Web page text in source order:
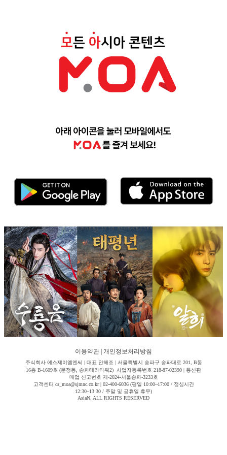
이용약관 개인정보처리방침
주식회사 에스제이엠엔씨 | 대표 안해조 | 서울특별시 송파구 송파대로 201, B동
16층 B-1609호 (문정동, 송파테라타워2) 사업자등록번호 218-87-02390 | 통신판
매업 신고번호 제-2024-서울송파-3233호
고객센터 cs_moa@sjmnc.co.kr | 02-400-6036 (평일 10:00~17:00 / 점심시간
12:30~13:30 / 주말 및 공휴일 휴무)
AsiaN. ALL RIGHTS RESERVED